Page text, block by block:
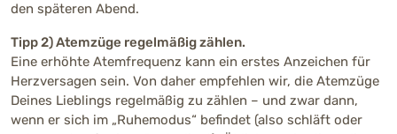
den späteren Abend.
Tipp 2) Atemzüge regelmäßig zählen.
Eine erhöhte Atemfrequenz kann ein erstes Anzeichen für
Herzversagen sein. Von daher empfehlen wir, die Atemzüge
Deines Lieblings regelmäßig zu zählen – und zwar dann,
wenn er sich im „Ruhemodus“ befindet (also schläft oder